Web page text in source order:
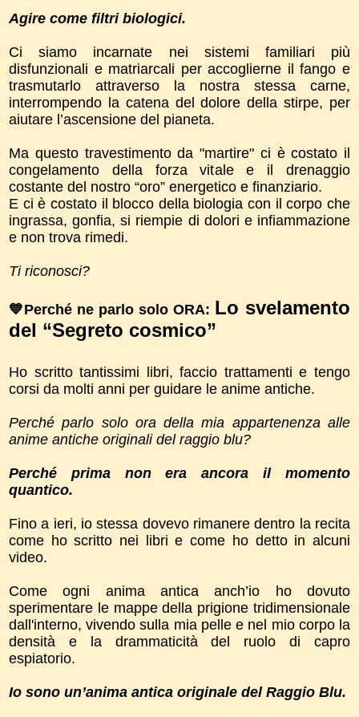
Agire come filtri biologici.
Ci siamo incarnate nei sistemi familiari più
disfunzionali e matriarcali per accoglierne il fango e
trasmutarlo attraverso la nostra stessa carne,
interrompendo la catena del dolore della stirpe, per
aiutare l’ascensione del pianeta.
Ma questo travestimento da "martire" ci è costato il
congelamento della forza vitale e il drenaggio
costante del nostro “oro” energetico e finanziario.
E ci è costato il blocco della biologia con il corpo che
ingrassa, gonfia, si riempie di dolori e infiammazione
e non trova rimedi.
Ti riconosci?
💙Perché ne parlo solo ORA: Lo svelamento
del “Segreto cosmico”
Ho scritto tantissimi libri, faccio trattamenti e tengo
corsi da molti anni per guidare le anime antiche.
Perché parlo solo ora della mia appartenenza alle
anime antiche originali del raggio blu?
Perché prima non era ancora il momento
quantico.
Fino a ieri, io stessa dovevo rimanere dentro la recita
come ho scritto nei libri e come ho detto in alcuni
video.
Come ogni anima antica anch’io ho dovuto
sperimentare le mappe della prigione tridimensionale
dall'interno, vivendo sulla mia pelle e nel mio corpo la
densità e la drammaticità del ruolo di capro
espiatorio.
Io sono un’anima antica originale del Raggio Blu.